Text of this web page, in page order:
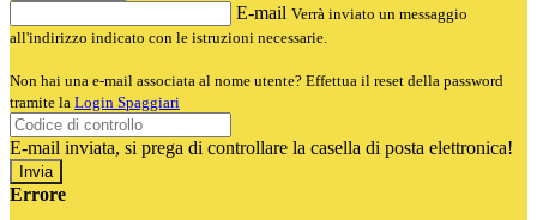
E-mail Verrà inviato un messaggio
all'indirizzo indicato con le istruzioni necessarie.
Non hai una e-mail associata al nome utente? Effettua il reset della password
tramite la Login Spaggiari
E-mail inviata, si prega di controllare la casella di posta elettronica!
Errore